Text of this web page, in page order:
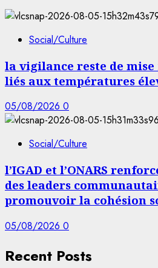
Social/Culture
la vigilance reste de
liés aux températures
05/08/2026 0
Social/Culture
l’IGAD et l’ONARS
des leaders
promouvoir la cohésion
05/08/2026 0
Recent Posts